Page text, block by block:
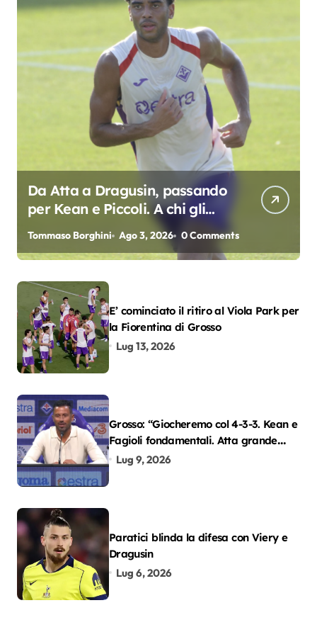
Da Atta a Dragusin, passando
per Kean e Piccoli. A chi gli
oscar del precampionato?
Tommaso Borghini Ago 3, 2026 0 Comments
E’ cominciato il ritiro al Viola Park per
la Fiorentina di Grosso
Lug 13, 2026
Grosso: “Giocheremo col 4-3-3. Kean e
Fagioli fondamentali. Atta grande
colpo”
Lug 9, 2026
Paratici blinda la difesa con Viery e
Dragusin
Lug 6, 2026